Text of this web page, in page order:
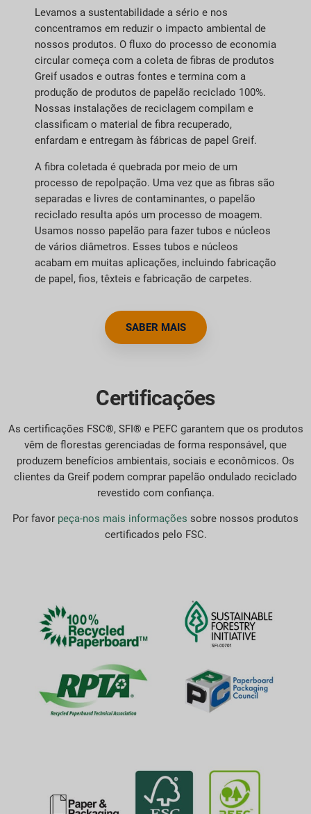
Levamos a sustentabilidade a sério e nos
concentramos em reduzir o impacto ambiental de
nossos produtos. O fluxo do processo de economia
circular começa com a coleta de fibras de produtos
Greif usados e outras fontes e termina com a
produção de produtos de papelão reciclado 100%.
Nossas instalações de reciclagem compilam e
classificam o material de fibra recuperado,
enfardam e entregam às fábricas de papel Greif.
A fibra coletada é quebrada por meio de um
processo de repolpação. Uma vez que as fibras são
separadas e livres de contaminantes, o papelão
reciclado resulta após um processo de moagem.
Usamos nosso papelão para fazer tubos e núcleos
de vários diâmetros. Esses tubos e núcleos
acabam em muitas aplicações, incluindo fabricação
de papel, fios, têxteis e fabricação de carpetes.
SABER MAIS
Certificações
As certificações FSC®, SFI® e PEFC garantem que os produtos
vêm de florestas gerenciadas de forma responsável, que
produzem benefícios ambientais, sociais e econômicos. Os
clientes da Greif podem comprar papelão ondulado reciclado
revestido com confiança.
Por favor peça-nos mais informações sobre nossos produtos
certificados pelo FSC.